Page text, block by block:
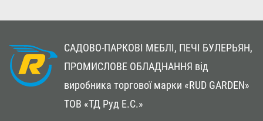
САДОВО-ПАРКОВІ МЕБЛІ, ПЕЧІ БУЛЕРЬЯН,
ПРОМИСЛОВЕ ОБЛАДНАННЯ від
виробника торгової марки «RUD GARDEN»
ТОВ «ТД Руд Е.С.»